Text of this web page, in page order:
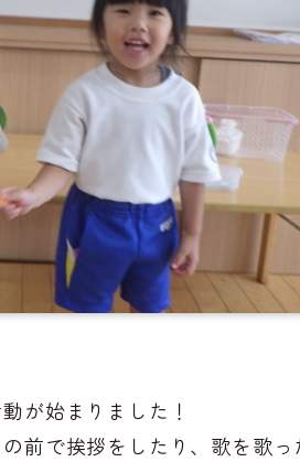
が始まりました！
前で挨拶をしたり、歌を歌っ